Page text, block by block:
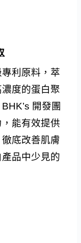
利原料，萃
度的蛋白聚
開發團
能有效提供
底改善肌膚
品中少見的